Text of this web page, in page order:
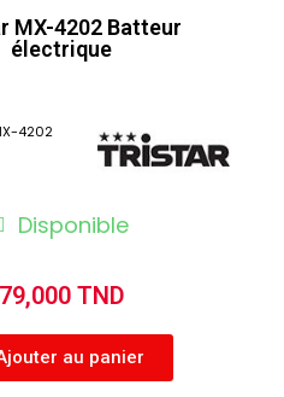
MX-4202 Batteur
électrique
4202
Disponible
79,000 TND
au panier